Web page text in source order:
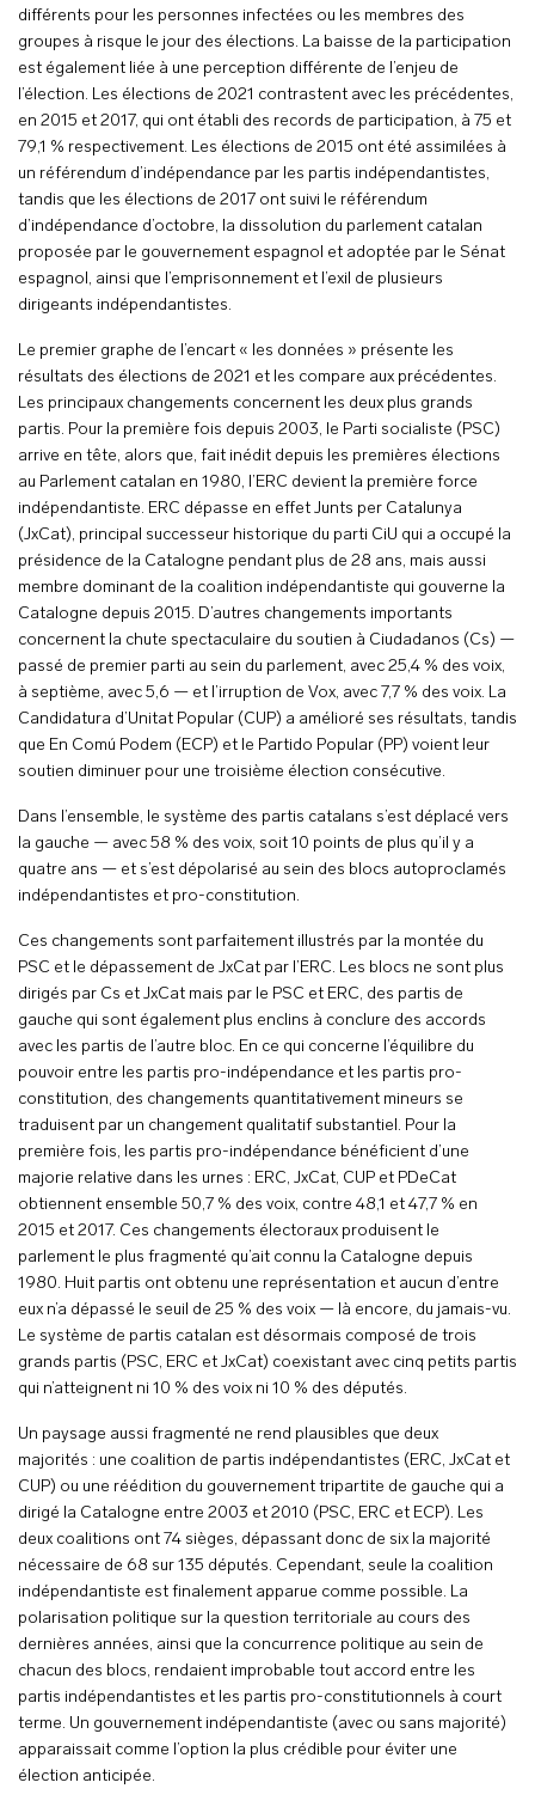
différents pour les personnes infectées ou les membres des
groupes à risque le jour des élections. La baisse de la participation
est également liée à une perception différente de l’enjeu de
l’élection. Les élections de 2021 contrastent avec les précédentes,
en 2015 et 2017, qui ont établi des records de participation, à 75 et
79,1 % respectivement. Les élections de 2015 ont été assimilées à
un référendum d’indépendance par les partis indépendantistes,
tandis que les élections de 2017 ont suivi le référendum
d’indépendance d’octobre, la dissolution du parlement catalan
proposée par le gouvernement espagnol et adoptée par le Sénat
espagnol, ainsi que l’emprisonnement et l’exil de plusieurs
dirigeants indépendantistes.
Le premier graphe de l’encart « les données » présente les
résultats des élections de 2021 et les compare aux précédentes.
Les principaux changements concernent les deux plus grands
partis. Pour la première fois depuis 2003, le Parti socialiste (PSC)
arrive en tête, alors que, fait inédit depuis les premières élections
au Parlement catalan en 1980, l’ERC devient la première force
indépendantiste. ERC dépasse en effet Junts per Catalunya
(JxCat), principal successeur historique du parti CiU qui a occupé la
présidence de la Catalogne pendant plus de 28 ans, mais aussi
membre dominant de la coalition indépendantiste qui gouverne la
Catalogne depuis 2015. D’autres changements importants
concernent la chute spectaculaire du soutien à Ciudadanos (Cs) —
passé de premier parti au sein du parlement, avec 25,4 % des voix,
à septième, avec 5,6 — et l’irruption de Vox, avec 7,7 % des voix. La
Candidatura d’Unitat Popular (CUP) a amélioré ses résultats, tandis
que En Comú Podem (ECP) et le Partido Popular (PP) voient leur
soutien diminuer pour une troisième élection consécutive.
Dans l’ensemble, le système des partis catalans s’est déplacé vers
la gauche — avec 58 % des voix, soit 10 points de plus qu’il y a
quatre ans — et s’est dépolarisé au sein des blocs autoproclamés
indépendantistes et pro-constitution.
Ces changements sont parfaitement illustrés par la montée du
PSC et le dépassement de JxCat par l’ERC. Les blocs ne sont plus
dirigés par Cs et JxCat mais par le PSC et ERC, des partis de
gauche qui sont également plus enclins à conclure des accords
avec les partis de l’autre bloc. En ce qui concerne l’équilibre du
pouvoir entre les partis pro-indépendance et les partis pro-
constitution, des changements quantitativement mineurs se
traduisent par un changement qualitatif substantiel. Pour la
première fois, les partis pro-indépendance bénéficient d’une
majorie relative dans les urnes : ERC, JxCat, CUP et PDeCat
obtiennent ensemble 50,7 % des voix, contre 48,1 et 47,7 % en
2015 et 2017. Ces changements électoraux produisent le
parlement le plus fragmenté qu’ait connu la Catalogne depuis
1980. Huit partis ont obtenu une représentation et aucun d’entre
eux n’a dépassé le seuil de 25 % des voix — là encore, du jamais-vu.
Le système de partis catalan est désormais composé de trois
grands partis (PSC, ERC et JxCat) coexistant avec cinq petits partis
qui n’atteignent ni 10 % des voix ni 10 % des députés.
Un paysage aussi fragmenté ne rend plausibles que deux
majorités : une coalition de partis indépendantistes (ERC, JxCat et
CUP) ou une réédition du gouvernement tripartite de gauche qui a
dirigé la Catalogne entre 2003 et 2010 (PSC, ERC et ECP). Les
deux coalitions ont 74 sièges, dépassant donc de six la majorité
nécessaire de 68 sur 135 députés. Cependant, seule la coalition
indépendantiste est finalement apparue comme possible. La
polarisation politique sur la question territoriale au cours des
dernières années, ainsi que la concurrence politique au sein de
chacun des blocs, rendaient improbable tout accord entre les
partis indépendantistes et les partis pro-constitutionnels à court
terme. Un gouvernement indépendantiste (avec ou sans majorité)
apparaissait comme l’option la plus crédible pour éviter une
élection anticipée.